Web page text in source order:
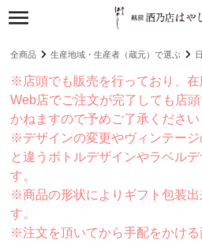
全商品 生産地域・生産者（蔵元）で選ぶ
※店頭でも販売を行っており、在
Web店でご注文が完了しても店
かねますので予めご了承ください
※デザインの変更やヴィンテー
と違うボトルデザインやラベル
す。
※商品の形状によりギフト包装出
す。
※注文を頂いてから手配をかけ